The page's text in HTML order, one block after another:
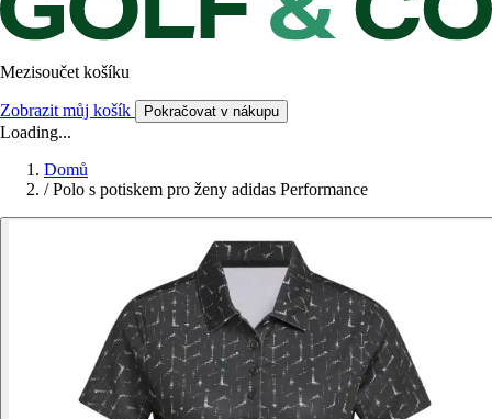
Mezisoučet košíku
Zobrazit můj košík Pokračovat v nákupu
Loading...
Domů
/ Polo s potiskem pro ženy adidas Performance